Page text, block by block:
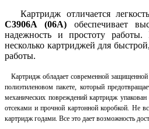
Картридж отличается
C3906A (06A)обеспечивает
надежность и простоту работы.
несколько картриджей для
работы.
Картридж обладает современной
полиэтиленовом пакете, который
механических повреждений картридж
отсеками и прочной картонной коробкой. Не
картридж годами. Все это дает возможность